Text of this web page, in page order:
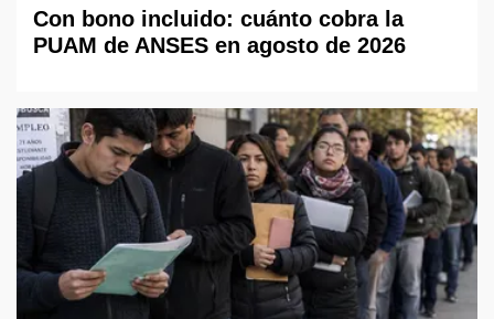
Con bono incluido: cuánto cobra la
PUAM de ANSES en agosto de 2026